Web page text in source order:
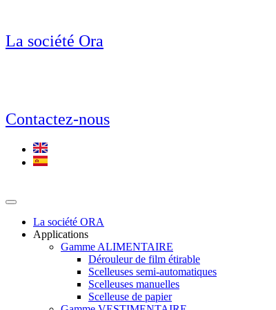
La société Ora
Contactez-nous
La société ORA
Applications
Gamme ALIMENTAIRE
Dérouleur de film étirable
Scelleuses semi-automatiques
Scelleuses manuelles
Scelleuse de papier